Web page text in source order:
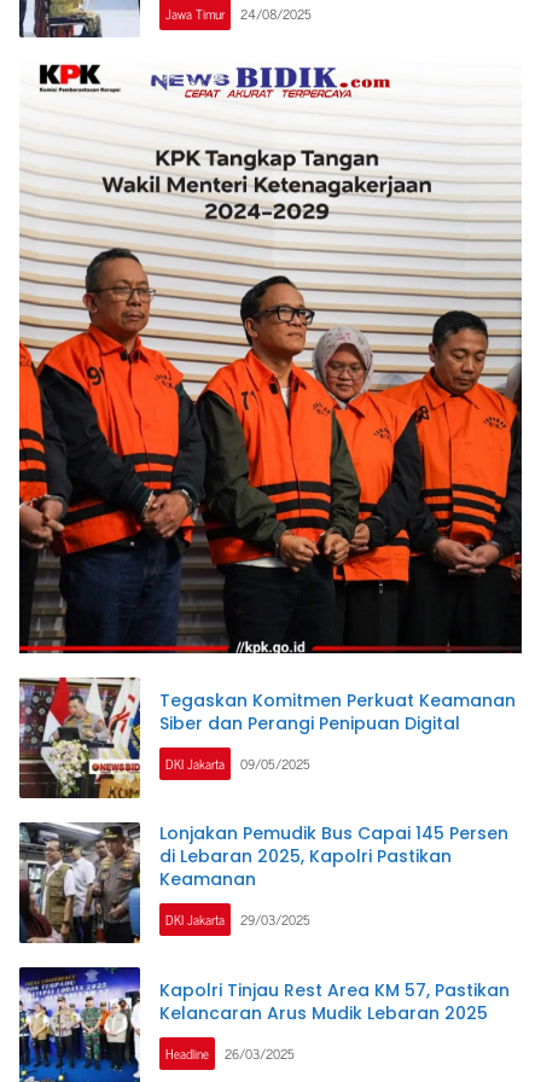
Jawa Timur 24/08/2025
Tegaskan Komitmen Perkuat Keamanan
Siber dan Perangi Penipuan Digital
DKI Jakarta 09/05/2025
Lonjakan Pemudik Bus Capai 145 Persen
di Lebaran 2025, Kapolri Pastikan
Keamanan
DKI Jakarta 29/03/2025
Kapolri Tinjau Rest Area KM 57, Pastikan
Kelancaran Arus Mudik Lebaran 2025
Headline 26/03/2025